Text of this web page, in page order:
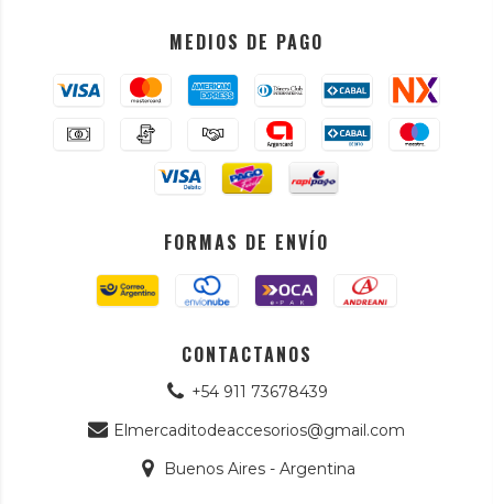
MEDIOS DE PAGO
FORMAS DE ENVÍO
CONTACTANOS
+54 911 73678439
Elmercaditodeaccesorios@gmail.com
Buenos Aires - Argentina